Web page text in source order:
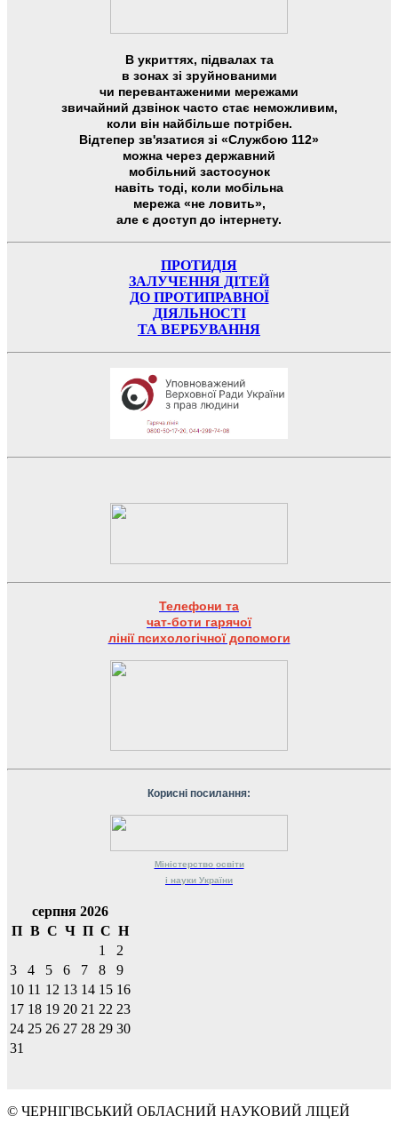
В укриттях, підвалах та
в зонах зі зруйнованими
чи перевантаженими мережами
звичайний дзвінок часто стає неможливим,
коли він найбільше потрібен.
Відтепер зв'язатися зі «Службою 112»
можна через державний
мобільний застосунок
навіть тоді, коли мобільна
мережа «не ловить»,
але є доступ до інтернету.
ПРОТИДІЯ
ЗАЛУЧЕННЯ ДІТЕЙ
ДО ПРОТИПРАВНОЇ
ДІЯЛЬНОСТІ
ТА ВЕРБУВАННЯ
Телефони та
чат-боти гарячої
лінії психологічної допомоги
Корисні посилання:
Міністерство освіти
і науки України
серпня 2026
П В С Ч П С Н
1
2
3
4 5 6 7 8
9
10 11 12 13 14 15 16
17 18 19 20 21 22 23
24 25 26 27 28 29 30
31
© ЧЕРНІГІВСЬКИЙ ОБЛАСНИЙ НАУКОВИЙ ЛІЦЕЙ